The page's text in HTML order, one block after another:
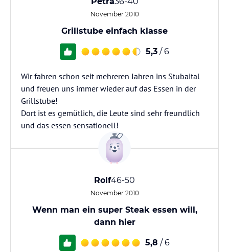
November 2010
Grillstube einfach klasse
5,3 / 6
Wir fahren schon seit mehreren Jahren ins Stubaital
und freuen uns immer wieder auf das Essen in der
Grillstube!
Dort ist es gemütlich, die Leute sind sehr freundlich
und das essen sensationell!
Rolf46-50
November 2010
Wenn man ein super Steak essen will,
dann hier
5,8 / 6